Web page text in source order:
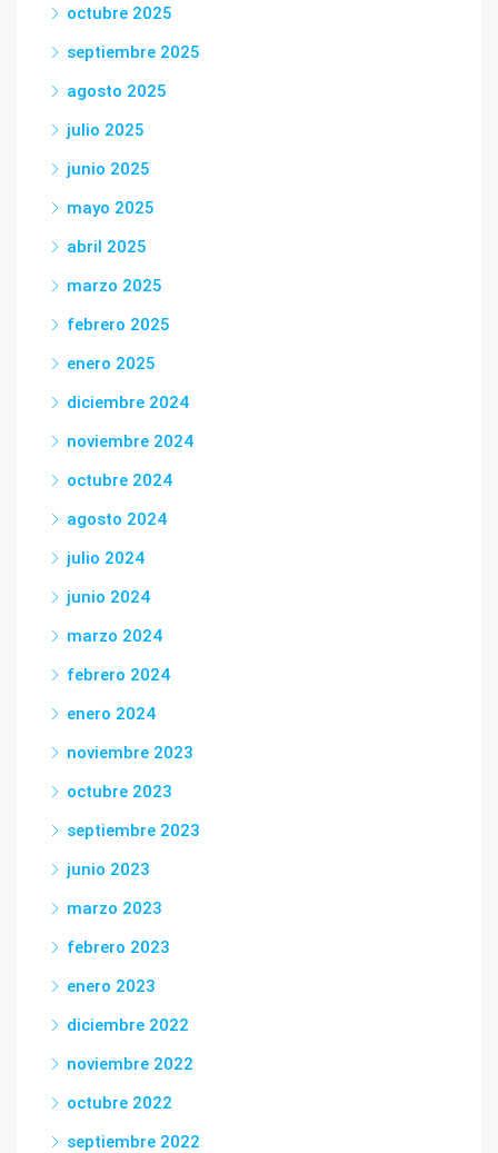
octubre 2025
septiembre 2025
agosto 2025
julio 2025
junio 2025
mayo 2025
abril 2025
marzo 2025
febrero 2025
enero 2025
diciembre 2024
noviembre 2024
octubre 2024
agosto 2024
julio 2024
junio 2024
marzo 2024
febrero 2024
enero 2024
noviembre 2023
octubre 2023
septiembre 2023
junio 2023
marzo 2023
febrero 2023
enero 2023
diciembre 2022
noviembre 2022
octubre 2022
septiembre 2022